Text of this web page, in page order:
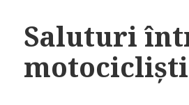
Saluturi
motocicliști